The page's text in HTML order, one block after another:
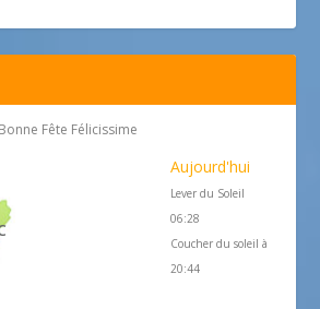
Fête Félicissime
Aujourd'hui
Lever du Soleil
06:28
Coucher du soleil à
20:44